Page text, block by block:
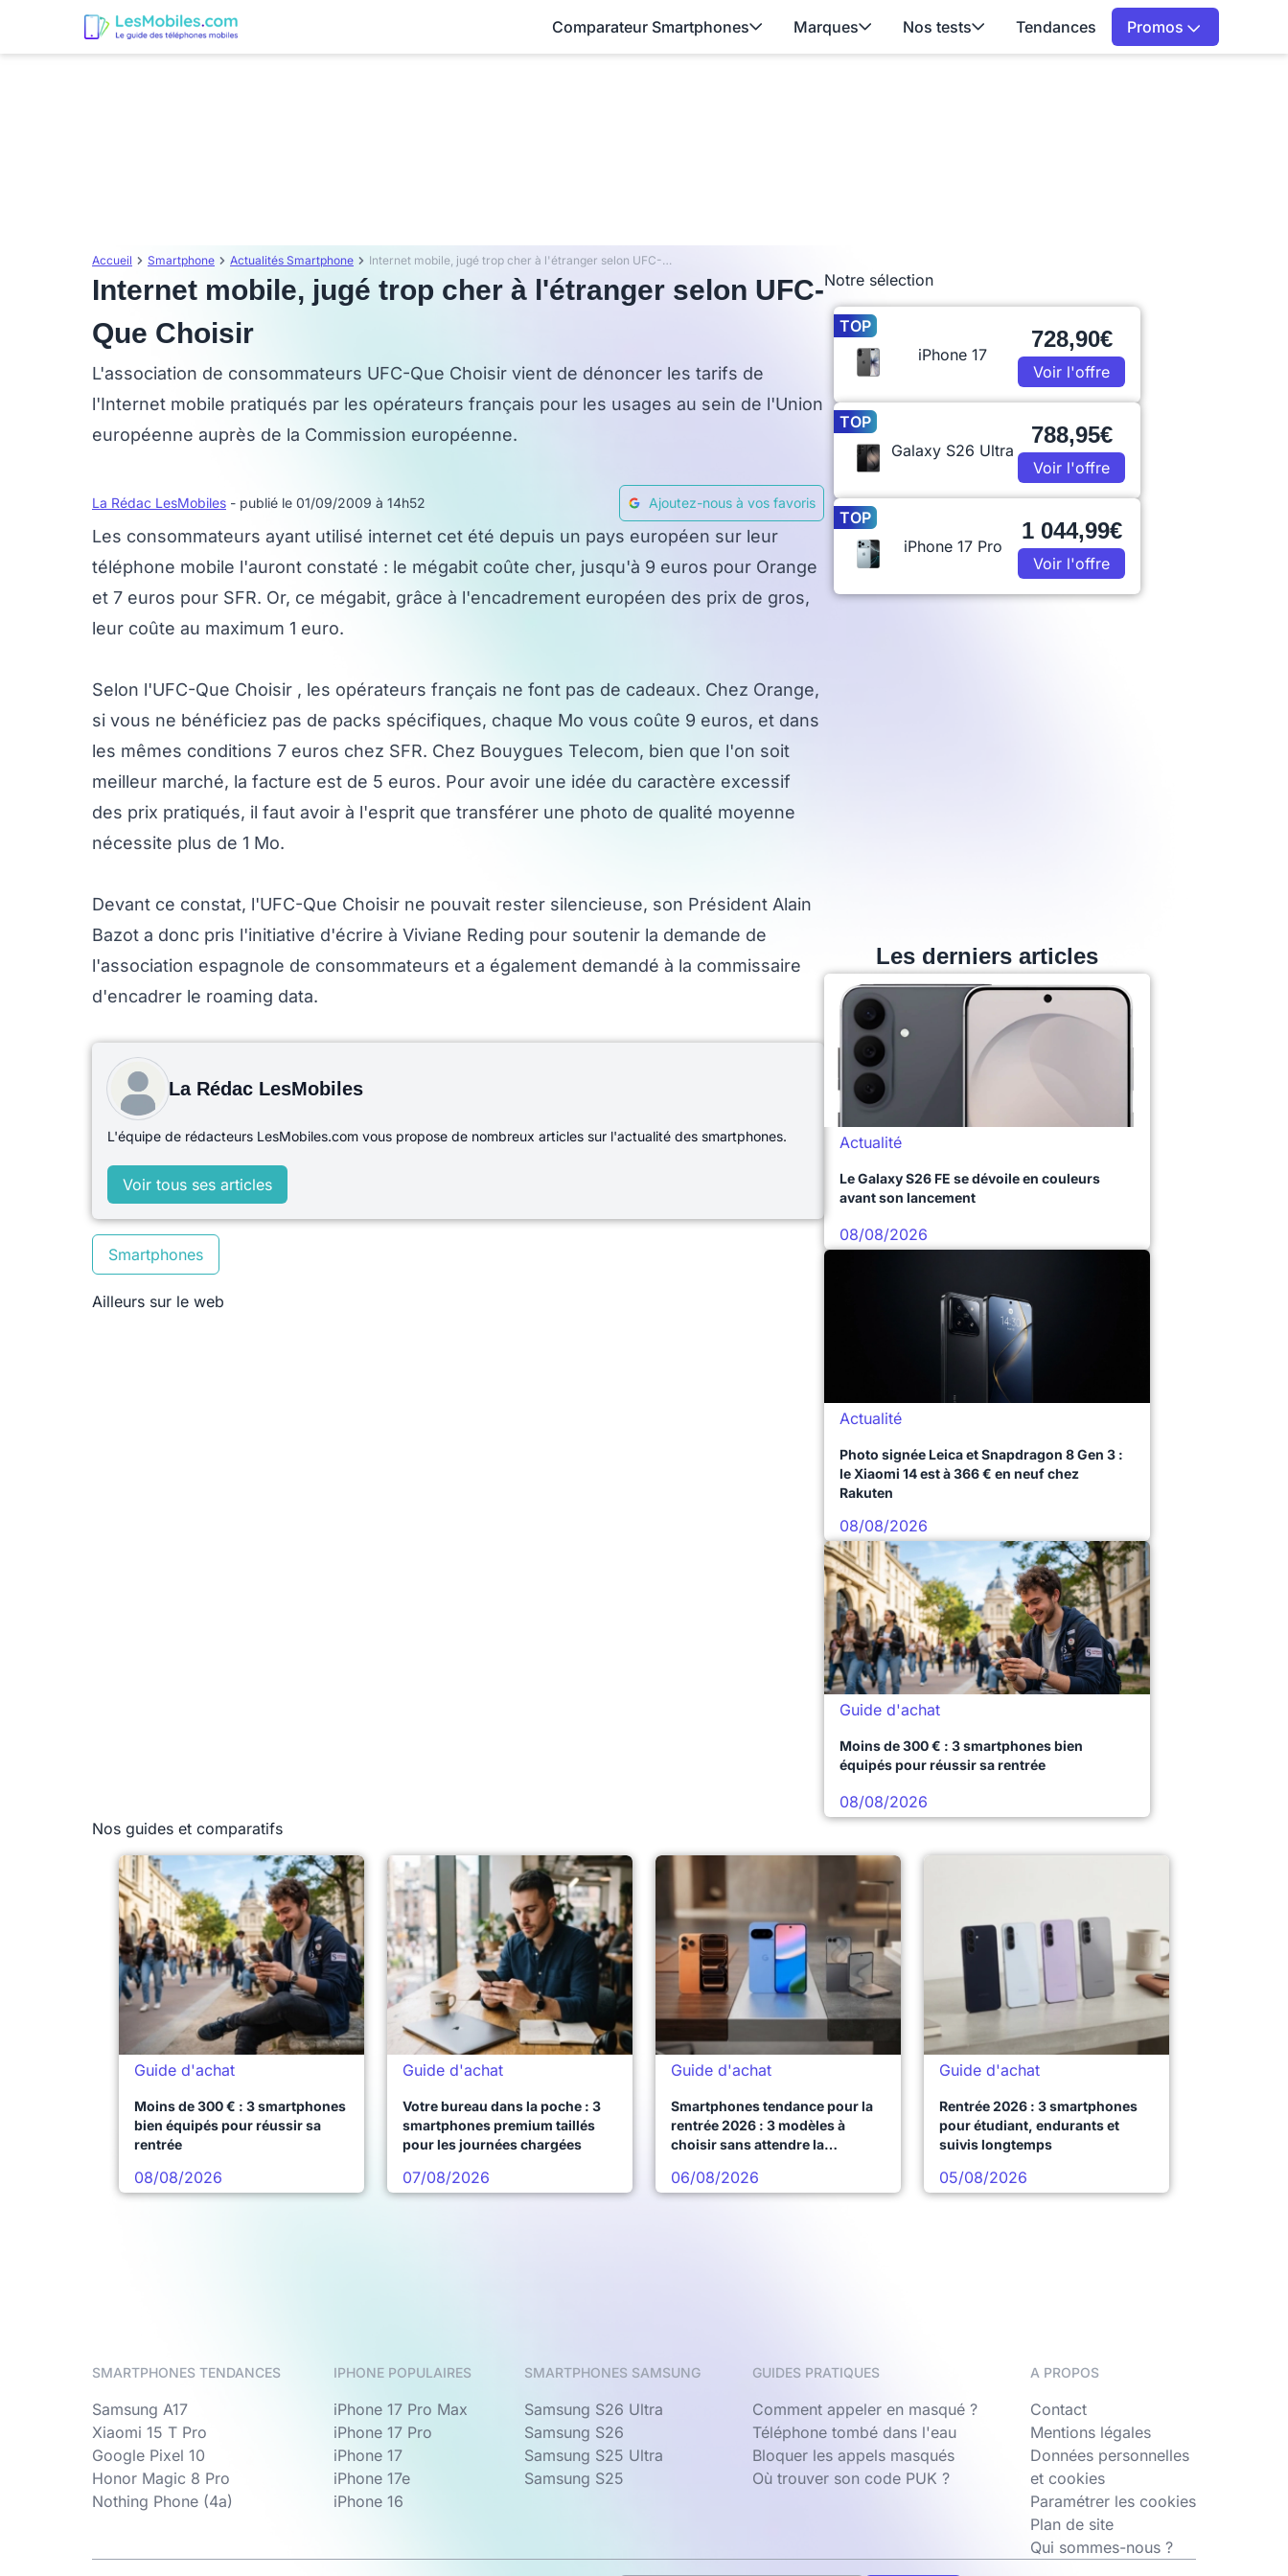
Comparateur Smartphones Marques Nos tests Tendances Promos
Accueil Smartphone Actualités Smartphone Internet mobile, jugé trop cher à l'étranger selon UFC-Que Choisir
Internet mobile, jugé trop cher à l'étranger selon UFC-
Que Choisir
L'association de consommateurs UFC-Que Choisir vient de dénoncer les tarifs de
l'Internet mobile pratiqués par les opérateurs français pour les usages au sein de l'Union
européenne auprès de la Commission européenne.
La Rédac LesMobiles - publié le 01/09/2009 à 14h52 Ajoutez-nous à vos favoris
Les consommateurs ayant utilisé internet cet été depuis un pays européen sur leur
téléphone mobile l'auront constaté : le mégabit coûte cher, jusqu'à 9 euros pour Orange
et 7 euros pour SFR. Or, ce mégabit, grâce à l'encadrement européen des prix de gros,
leur coûte au maximum 1 euro.
Selon l'UFC-Que Choisir , les opérateurs français ne font pas de cadeaux. Chez Orange,
si vous ne bénéficiez pas de packs spécifiques, chaque Mo vous coûte 9 euros, et dans
les mêmes conditions 7 euros chez SFR. Chez Bouygues Telecom, bien que l'on soit
meilleur marché, la facture est de 5 euros. Pour avoir une idée du caractère excessif
des prix pratiqués, il faut avoir à l'esprit que transférer une photo de qualité moyenne
nécessite plus de 1 Mo.
Devant ce constat, l'UFC-Que Choisir ne pouvait rester silencieuse, son Président Alain
Bazot a donc pris l'initiative d'écrire à Viviane Reding pour soutenir la demande de
l'association espagnole de consommateurs et a également demandé à la commissaire
d'encadrer le roaming data.
La Rédac LesMobiles
L'équipe de rédacteurs LesMobiles.com vous propose de nombreux articles sur l'actualité des smartphones.
Voir tous ses articles
Smartphones
Ailleurs sur le web
Notre sélection
TOP
iPhone 17
728,90€
Voir l'offre
TOP
Galaxy S26 Ultra
788,95€
Voir l'offre
TOP
iPhone 17 Pro
1 044,99€
Voir l'offre
Les derniers articles
Actualité
Le Galaxy S26 FE se dévoile en couleurs
avant son lancement
08/08/2026
Actualité
Photo signée Leica et Snapdragon 8 Gen 3 :
le Xiaomi 14 est à 366 € en neuf chez
Rakuten
08/08/2026
Guide d'achat
Moins de 300 € : 3 smartphones bien
équipés pour réussir sa rentrée
08/08/2026
Nos guides et comparatifs
Guide d'achat
Moins de 300 € : 3 smartphones
bien équipés pour réussir sa
rentrée
08/08/2026
Guide d'achat
Votre bureau dans la poche : 3
smartphones premium taillés
pour les journées chargées
07/08/2026
Guide d'achat
Smartphones tendance pour la
rentrée 2026 : 3 modèles à
choisir sans attendre la
06/08/2026
Guide d'achat
Rentrée 2026 : 3 smartphones
pour étudiant, endurants et
suivis longtemps
05/08/2026
SMARTPHONES TENDANCES
Samsung A17
Xiaomi 15 T Pro
Google Pixel 10
Honor Magic 8 Pro
Nothing Phone (4a)
IPHONE POPULAIRES
iPhone 17 Pro Max
iPhone 17 Pro
iPhone 17
iPhone 17e
iPhone 16
SMARTPHONES SAMSUNG
Samsung S26 Ultra
Samsung S26
Samsung S25 Ultra
Samsung S25
GUIDES PRATIQUES
Comment appeler en masqué ?
Téléphone tombé dans l'eau
Bloquer les appels masqués
Où trouver son code PUK ?
A PROPOS
Contact
Mentions légales
Données personnelles
et cookies
Paramétrer les cookies
Plan de site
Qui sommes-nous ?